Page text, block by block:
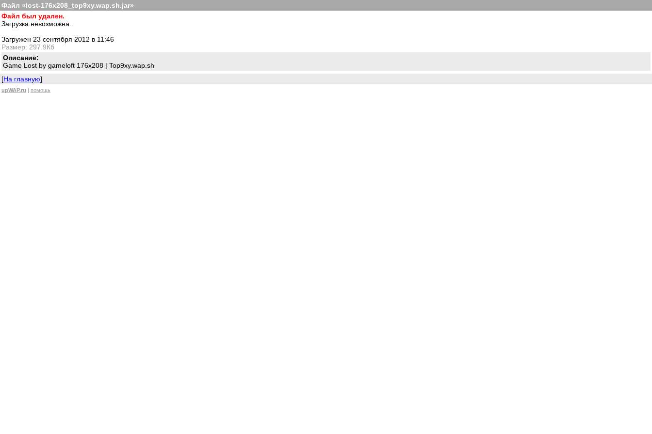
Файл «lost-176x208_top9xy.wap.sh.jar»
Файл был удален.
Загрузка невозможна.
Загружен 23 сентября 2012 в 11:46
Размер: 297.9Кб
Описание:
Game Lost by gameloft 176x208 | Top9xy.wap.sh
[На главную]
upWAP.ru | помощь